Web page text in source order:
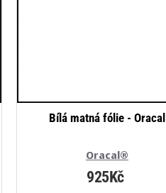
Oracal®
Bílá matná fólie - Oracal
925Kč